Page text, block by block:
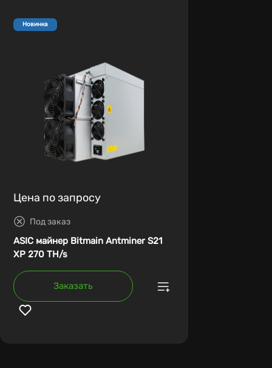
Новинка
Цена по запросу
Под заказ
ASIC майнер Bitmain Antminer S21
XP 270 TH/s
Заказать